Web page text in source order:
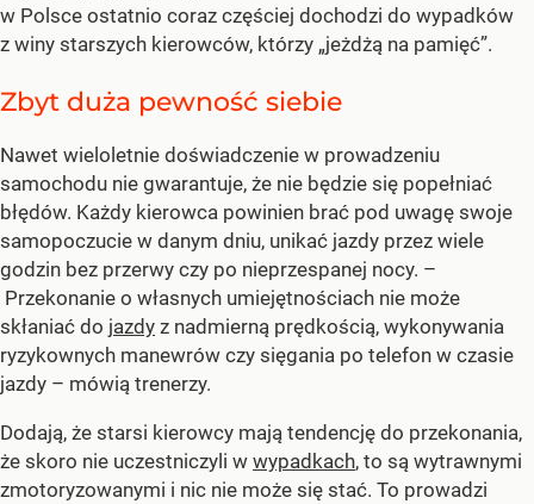
w Polsce ostatnio coraz częściej dochodzi do wypadków
z winy starszych kierowców, którzy „jeżdżą na pamięć”.
Zbyt duża pewność siebie
Nawet wieloletnie doświadczenie w prowadzeniu
samochodu nie gwarantuje, że nie będzie się popełniać
błędów. Każdy kierowca powinien brać pod uwagę swoje
samopoczucie w danym dniu, unikać jazdy przez wiele
godzin bez przerwy czy po nieprzespanej nocy. –
Przekonanie o własnych umiejętnościach nie może
skłaniać do jazdy z nadmierną prędkością, wykonywania
ryzykownych manewrów czy sięgania po telefon w czasie
jazdy – mówią trenerzy.
Dodają, że starsi kierowcy mają tendencję do przekonania,
że skoro nie uczestniczyli w wypadkach, to są wytrawnymi
zmotoryzowanymi i nic nie może się stać. To prowadzi